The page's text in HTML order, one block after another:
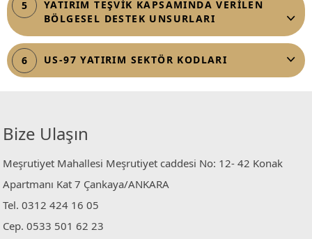
5
YATIRIM TEŞVİK KAPSAMINDA VERİLEN
BÖLGESEL DESTEK UNSURLARI
6 US-97 YATIRIM SEKTÖR KODLARI
Bize Ulaşın
Meşrutiyet Mahallesi Meşrutiyet caddesi No: 12- 42 Konak
Apartmanı Kat 7 Çankaya/ANKARA
Tel. 0312 424 16 05
Cep. 0533 501 62 23